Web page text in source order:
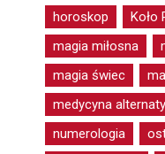
horoskop
Koło
magia miłosna
magia świec
medycyna
numerologia